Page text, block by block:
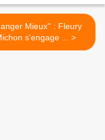
Mieux'' : Fleury
Michon s'engage ... >